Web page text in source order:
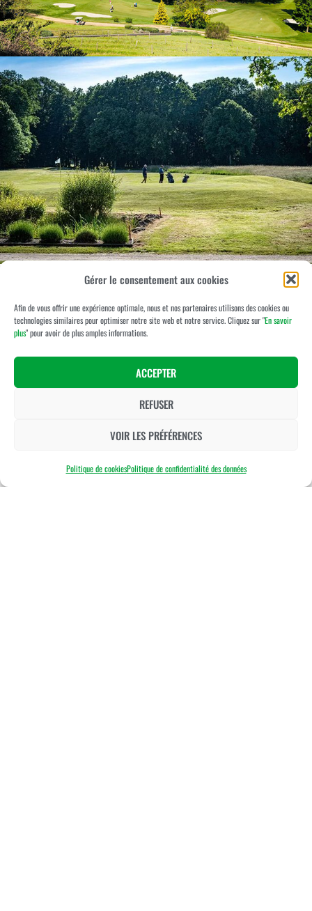
Gérer le consentement aux cookies
Afin de vous offrir une expérience optimale, nous et nos partenaires utilisons des cookies ou
technologies similaires pour optimiser notre site web et notre service. Cliquez sur "En savoir
plus" pour avoir de plus amples informations.
ACCEPTER
REFUSER
VOIR LES PRÉFÉRENCES
Politique de cookiesPolitique de confidentialité des données